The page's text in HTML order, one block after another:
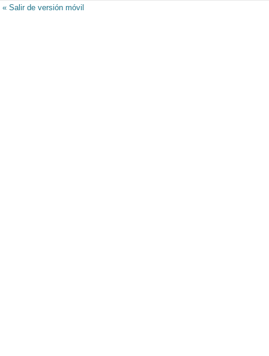
« Salir de versión móvil